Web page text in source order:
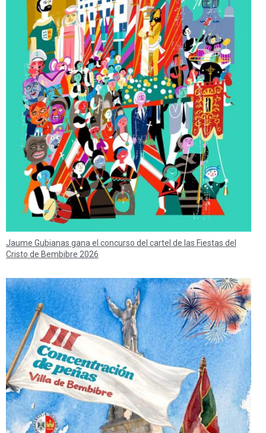
Jaume Gubianas gana el concurso del cartel de las Fiestas del
Cristo de Bembibre 2026